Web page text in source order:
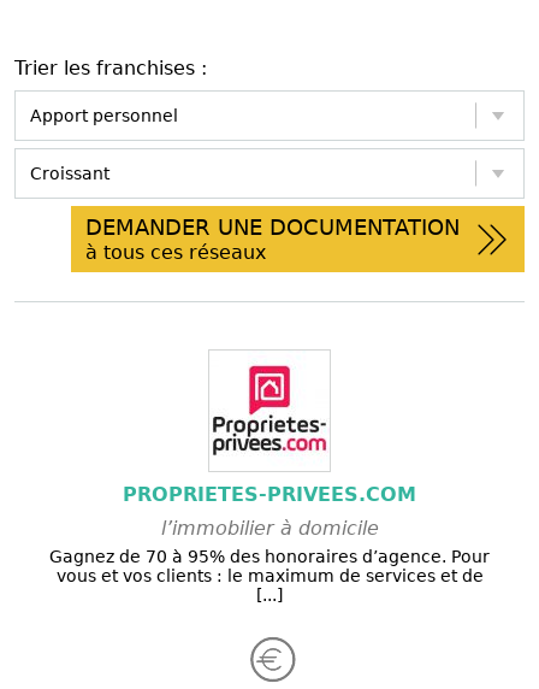
Trier les franchises :
DEMANDER UNE DOCUMENTATION
à tous ces réseaux
PROPRIETES-PRIVEES.COM
l’immobilier à domicile
Gagnez de 70 à 95% des honoraires d’agence. Pour
vous et vos clients : le maximum de services et de
[...]